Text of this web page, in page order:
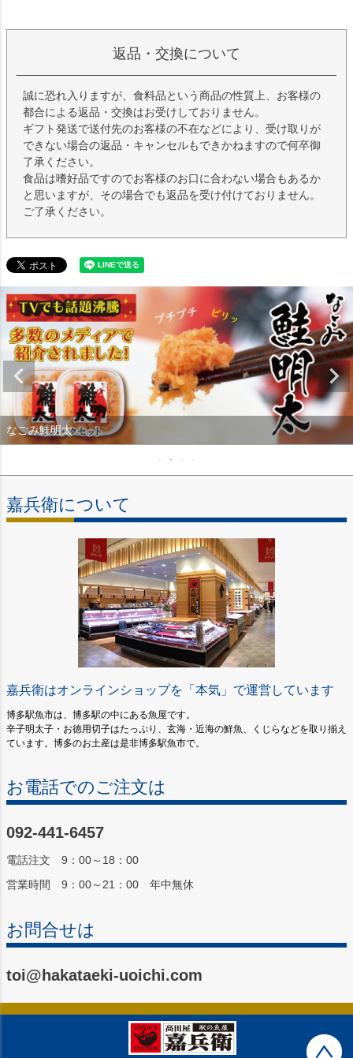
返品・交換について
誠に恐れ入りますが、食料品という商品の性質上、お客様の
都合による返品・交換はお受けしておりません。
ギフト発送で送付先のお客様の不在などにより、受け取りが
できない場合の返品・キャンセルもできかねますので何卒御
了承ください。
食品は嗜好品ですのでお客様のお口に合わない場合もあるか
と思いますが、その場合でも返品を受け付けておりません。
ご了承ください。
なごみ鮭明太
嘉兵衛について
嘉兵衛はオンラインショップを「本気」で運営しています
博多駅魚市は、博多駅の中にある魚屋です。
辛子明太子・お徳用切子はたっぷり、玄海・近海の鮮魚、くじらなどを取り揃え
ています。博多のお土産は是非博多駅魚市で。
お電話でのご注文は
092-441-6457
電話注文 9：00～18：00
営業時間 9：00～21：00 年中無休
お問合せは
toi@hakataeki-uoichi.com